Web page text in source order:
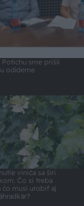
Potichu sme prišli
odídeme
viniča sa šíri
Čo si treba
čo musí urobiť aj